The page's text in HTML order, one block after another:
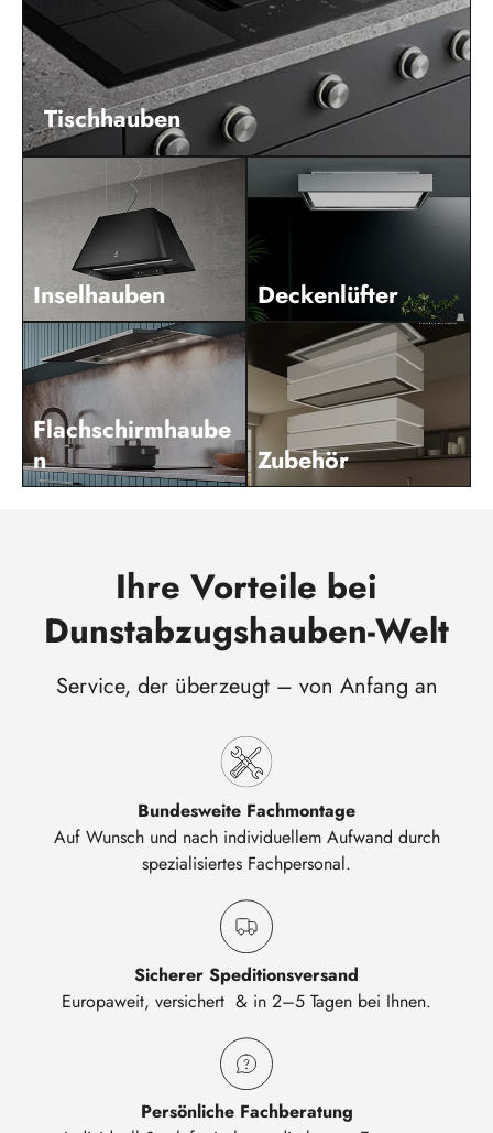
Tischhauben
Inselhauben Deckenlüfter
Flachschirmhaube
n
Zubehör
Ihre Vorteile bei
Dunstabzugshauben-Welt
Service, der überzeugt – von Anfang an
Bundesweite Fachmontage
Auf Wunsch und nach individuellem Aufwand durch
spezialisiertes Fachpersonal.
Sicherer Speditionsversand
Europaweit, versichert & in 2–5 Tagen bei Ihnen.
Persönliche Fachberatung